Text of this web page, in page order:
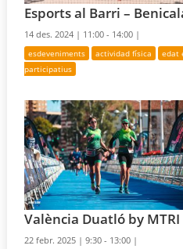
Esports al Barri –
14 des. 2024 | 11:00 - 14:00 |
esdeveniments actividad física edat
participatius
València Duatló by MTRI
22 febr. 2025 |9:30 - 13:00 |